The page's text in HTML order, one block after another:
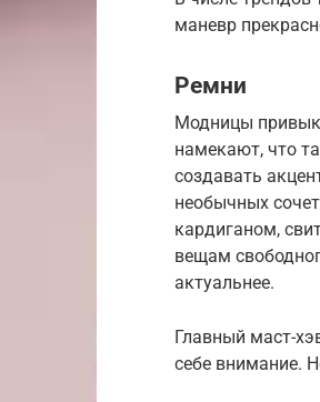
маневр
Ремни
Модницы
намекают, что
создавать
необычных
кардиганом,
вещам
актуальнее.
Главный маст-
себе внимание.